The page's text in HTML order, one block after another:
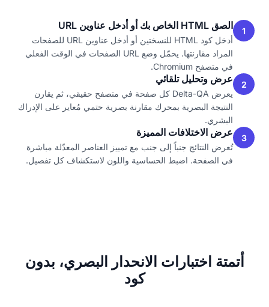
1 الصق HTML الخاص بك أو أدخل عناوين URL
أدخل كود HTML للنسختين أو أدخل عناوين URL للصفحات
المراد مقارنتها. يحمّل وضع URL الصفحات في الوقت الفعلي
في متصفح Chromium.
2
عرض وتحليل تلقائي
يعرض Delta-QA كل صفحة في متصفح حقيقي، ثم يقارن
النتيجة البصرية بمحرك مقارنة بصرية حتمي مُعاير على الإدراك
البشري.
3
عرض الاختلافات المميزة
تُعرض النتائج جنباً إلى جنب مع تمييز العناصر المعدّلة مباشرة
في الصفحة. اضبط الحساسية واللون لاستكشاف كل تفصيل.
أتمتة اختبارات الانحدار البصري، بدون
كود